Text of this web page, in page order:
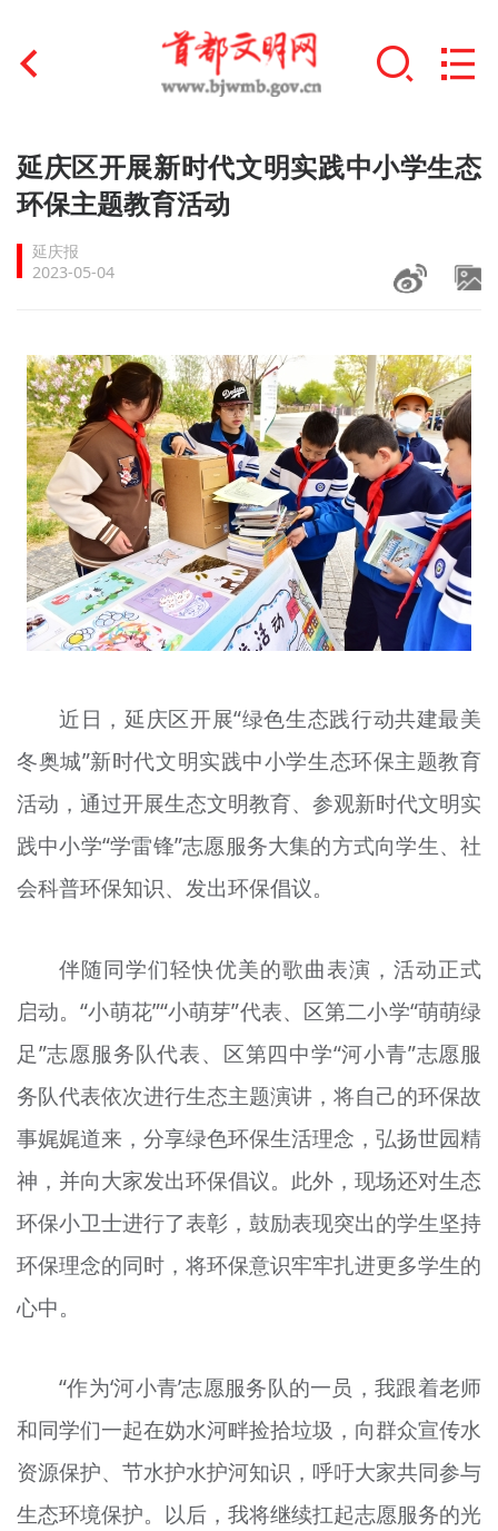
首页
文明创建
文明实践
未成年人思想道德建设
榜样人物
+
身边好人
文明评论
北京宣传文化引导基金
宣传思想文化人才
资料库
+
延庆区开展新时代文明实践中小学生态
环保主题教育活动
延庆报
2023-05-04
近日，延庆区开展“绿色生态践行动共建最美
冬奥城”新时代文明实践中小学生态环保主题教育
活动，通过开展生态文明教育、参观新时代文明实
践中小学“学雷锋”志愿服务大集的方式向学生、社
会科普环保知识、发出环保倡议。
伴随同学们轻快优美的歌曲表演，活动正式
启动。“小萌花”“小萌芽”代表、区第二小学“萌萌绿
足”志愿服务队代表、区第四中学“河小青”志愿服
务队代表依次进行生态主题演讲，将自己的环保故
事娓娓道来，分享绿色环保生活理念，弘扬世园精
神，并向大家发出环保倡议。此外，现场还对生态
环保小卫士进行了表彰，鼓励表现突出的学生坚持
环保理念的同时，将环保意识牢牢扎进更多学生的
心中。
“作为‘河小青’志愿服务队的一员，我跟着老师
和同学们一起在妫水河畔捡拾垃圾，向群众宣传水
资源保护、节水护水护河知识，呼吁大家共同参与
生态环境保护。以后，我将继续扛起志愿服务的光